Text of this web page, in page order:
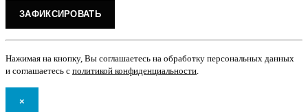
Нажимая на кнопку, Вы соглашаетесь на обработку персональных данных
и соглашаетесь с политикой конфиденциальности
×